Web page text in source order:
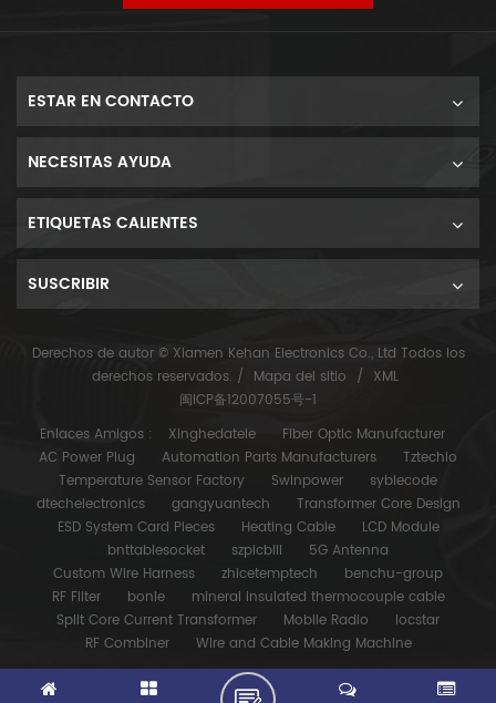
ESTAR EN CONTACTO
NECESITAS AYUDA
ETIQUETAS CALIENTES
SUSCRIBIR
Derechos de autor © Xiamen Kehan Electronics Co., Ltd Todos los
derechos reservados. / Mapa del sitio / XML
闽ICP备12007055号-1
Enlaces Amigos :
Xinghedatele
Fiber Optic Manufacturer
AC Power Plug
Automation Parts Manufacturers
Tztechio
Temperature Sensor Factory
Swinpower
syblecode
dtechelectronics
gangyuantech
Transformer Core Design
ESD System Card Pieces
Heating Cable
LCD Module
bnttablesocket
szpicbill
5G Antenna
Custom Wire Harness
zhicetemptech
benchu-group
RF Filter
bonle
mineral insulated thermocouple cable
Split Core Current Transformer
Mobile Radio
locstar
RF Combiner
Wire and Cable Making Machine